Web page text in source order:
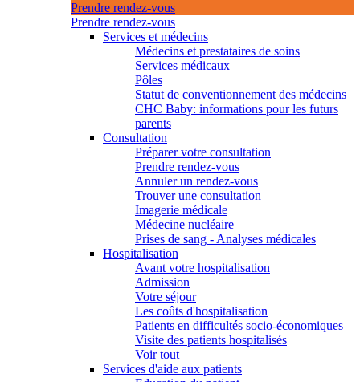
Prendre rendez-vous
Prendre rendez-vous
Services et médecins
Médecins et prestataires de soins
Services médicaux
Pôles
Statut de conventionnement des médecins
CHC Baby: informations pour les futurs
parents
Consultation
Préparer votre consultation
Prendre rendez-vous
Annuler un rendez-vous
Trouver une consultation
Imagerie médicale
Médecine nucléaire
Prises de sang - Analyses médicales
Hospitalisation
Avant votre hospitalisation
Admission
Votre séjour
Les coûts d'hospitalisation
Patients en difficultés socio-économiques
Visite des patients hospitalisés
Voir tout
Services d'aide aux patients